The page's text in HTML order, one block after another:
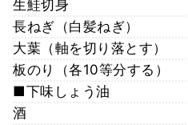
生鮭切身
長ねぎ（白髪ねぎ）
大葉（軸を切り落とす）
板のり（各10等分する）
■下味しょう油
酒